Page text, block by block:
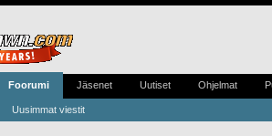
Foorumi
Uusimmat viestit
Jäsenet Uutiset Ohjelmat